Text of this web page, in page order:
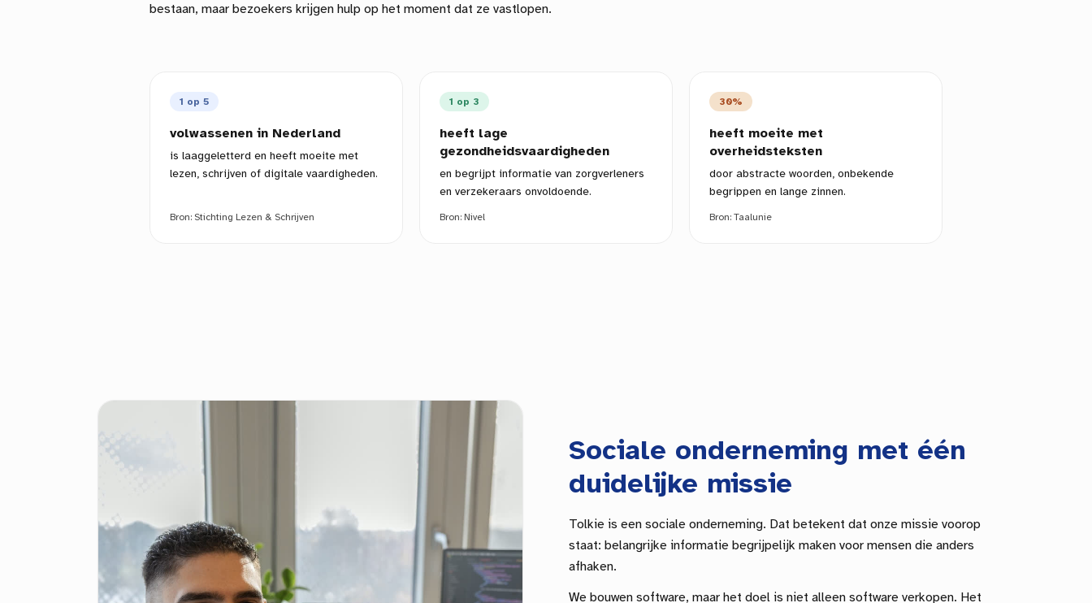
bestaan, maar bezoekers krijgen hulp op het moment dat ze vastlopen.
1 op 5
volwassenen in Nederland
is laaggeletterd en heeft moeite met
lezen, schrijven of digitale vaardigheden.
Bron: Stichting Lezen & Schrijven
1 op 3
heeft lage
gezondheidsvaardigheden
en begrijpt informatie van zorgverleners
en verzekeraars onvoldoende.
Bron: Nivel
30%
heeft moeite met
overheidsteksten
door abstracte woorden, onbekende
begrippen en lange zinnen.
Bron: Taalunie
Sociale onderneming met één
duidelijke missie
Tolkie is een sociale onderneming. Dat betekent dat onze missie voorop
staat: belangrijke informatie begrijpelijk maken voor mensen die anders
afhaken.
We bouwen software, maar het doel is niet alleen software verkopen. Het